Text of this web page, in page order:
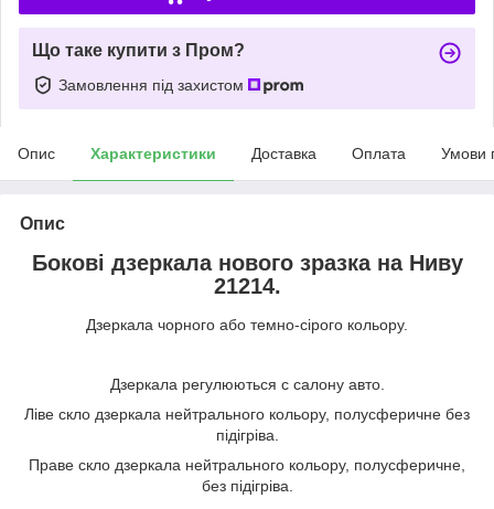
Що таке купити з Пром?
Замовлення під захистом
Опис Характеристики Доставка Оплата Умови
Опис
Бокові дзеркала нового зразка на Ниву
21214.
Дзеркала чорного або темно-сірого кольору.
Дзеркала регулюються с салону авто.
Ліве скло дзеркала нейтрального кольору, полусферичне без
підігріва.
Праве скло дзеркала нейтрального кольору, полусферичне,
без підігріва.